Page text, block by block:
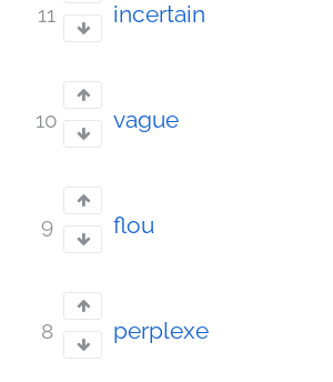
11 incertain
10 vague
9 flou
8 perplexe